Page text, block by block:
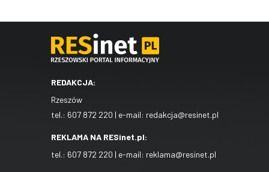
REDAKCJA:
Rzeszów
tel.: 607 872 220 | e-mail: redakcja@resinet.pl
REKLAMA NA RESinet.pl:
tel.: 607 872 220 | e-mail: reklama@resinet.pl